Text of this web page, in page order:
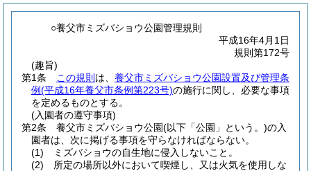
○養父市ミズバショウ公園管理規則
平成16年4月1日
規則第172号
(趣旨)
第1条
この規則 は、 養父市ミズバショウ公園設置及び管理条
例(平成16年養父市条例第223号)の施行に関し、必要な事項
を定めるものとする。
(入園者の遵守事項)
第2条
養父市ミズバショウ公園(以下「公園」という。)の入
園者は、次に掲げる事項を守らなければならない。
(1)
ミズバショウの自生地に侵入しないこと。
(2)
所定の場所以外において喫煙し、又は火気を使用しな